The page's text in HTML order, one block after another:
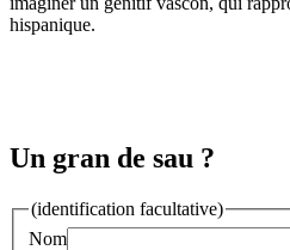
hispanique.
Un gran de sau ?
(identification facultative)
Nom